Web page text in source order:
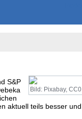
Bild: Pixabay, CC0
S&P
aktuell teils besser und